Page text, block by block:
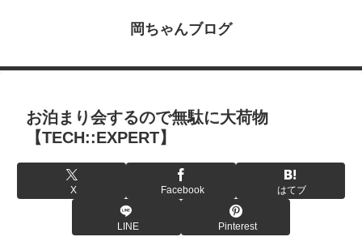
岡ちゃんブログ
お泊まり会するので無駄に大荷物
【TECH::EXPERT】
X Facebook はてブ
LINE Pinterest